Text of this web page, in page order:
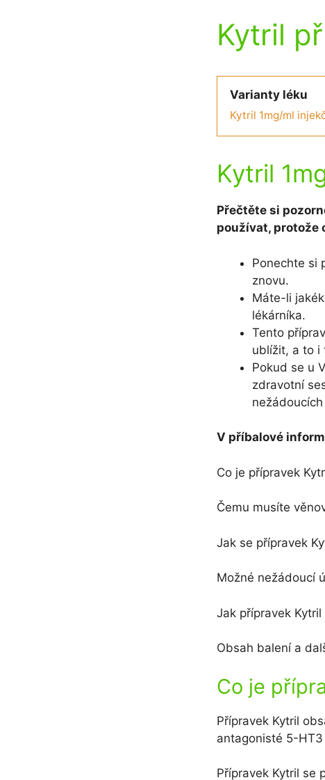
Kytril
Varianty léku
Kytril 1mg/ml
Kytril
Přečtěte si
používat, protože
Ponechte si
znovu.
Máte-li
lékárníka.
Tento
ublížit, a to i
Pokud se u
zdravotní
V příbalové
Co je přípravek
Čemu musíte
Jak se přípravek
Možné nežádoucí
Jak přípravek
Obsah balení a
Co je
Přípravek Kytril
antagonisté 5-
Přípravek Kytril se